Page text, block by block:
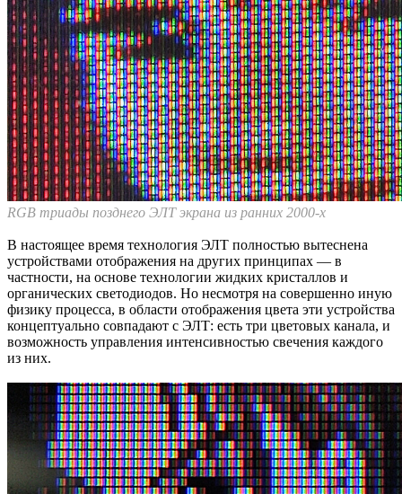
RGB триады позднего ЭЛТ экрана из ранних 2000-х
В настоящее время технология ЭЛТ полностью вытеснена
устройствами отображения на других принципах — в
частности, на основе технологии жидких кристаллов и
органических светодиодов. Но несмотря на совершенно иную
физику процесса, в области отображения цвета эти устройства
концептуально совпадают с ЭЛТ: есть три цветовых канала, и
возможность управления интенсивностью свечения каждого
из них.